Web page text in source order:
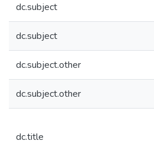
dc.subject
dc.subject
dc.subject.other
dc.subject.other
dc.title